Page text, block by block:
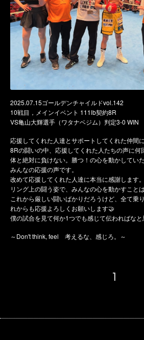
2025.07.15ゴールデンチャイルドvol.142
10戦目，メインイベント 111lb契約8R
VS亀山大輝選手（ワタナベジム）判定3-0 WIN
応援してくれた人達とサポートしてくれた仲間
8Rの闘いの中、応援してくれた人たちの声に何
体と絶対に負けない。勝つ！の心を動かしていた
みんなの応援の声です。
改めて応援してくれた人達に本当に感謝します。
リング上の闘う姿で、みんなの心を動かすこと
これから厳しい闘いばかりだろうけど、全て乗
れからも応援よろしくお願いします🤝
僕の試合を見て何か1つでも感じて伝わればなと
～ Don't think, feel 考えるな、感じろ。～
1